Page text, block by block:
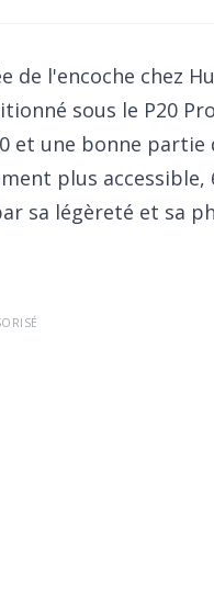
de l'encoche chez
sous le P20
et une bonne partie
plus accessible,
sa légèreté et sa